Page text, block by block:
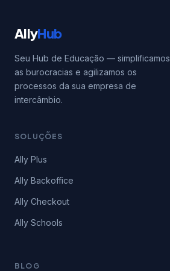
AllyHub
Seu Hub de Educação — simplificamos
as burocracias e agilizamos os
processos da sua empresa de
intercâmbio.
SOLUÇÕES
Ally Plus
Ally Backoffice
Ally Checkout
Ally Schools
BLOG